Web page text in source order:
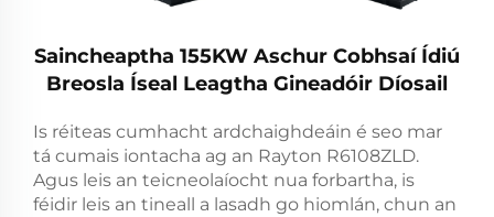
Saincheaptha 155KW Aschur Cobhsaí Ídiú
Breosla Íseal Leagtha Gineadóir Díosail
Is réiteas cumhacht ardchaighdeáin é seo mar
tá cumais iontacha ag an Rayton R6108ZLD.
Agus leis an teicneolaíocht nua forbartha, is
féidir leis an tineall a lasadh go hiomlán, chun an